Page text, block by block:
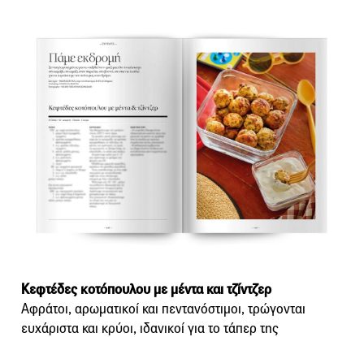
Κεφτέδες κοτόπουλου με μέντα και τζίντζερ
Αφράτοι, αρωματικοί και πεντανόστιμοι, τρώγονται
ευχάριστα και κρύοι, ιδανικοί για το τάπερ της